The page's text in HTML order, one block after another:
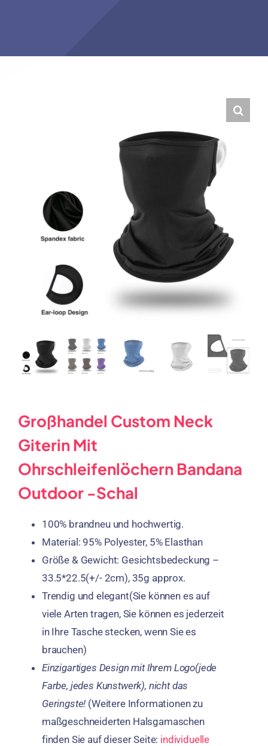
Großhandel Custom Neck
Giterin Mit
Ohrschleifenlöchern Bandana
Outdoor -Schal
100% brandneu und hochwertig.
Material: 95% Polyester, 5% Elasthan
Größe & Gewicht: Gesichtsbedeckung –
33.5*22.5(+/- 2cm), 35g approx.
Trendig und elegant(Sie können es auf
viele Arten tragen, Sie können es jederzeit
in Ihre Tasche stecken, wenn Sie es
brauchen)
Einzigartiges Design mit Ihrem Logo(jede
Farbe, jedes Kunstwerk), nicht das
Geringste! (Weitere Informationen zu
maßgeschneiderten Halsgamaschen
finden Sie auf dieser Seite: individuelle